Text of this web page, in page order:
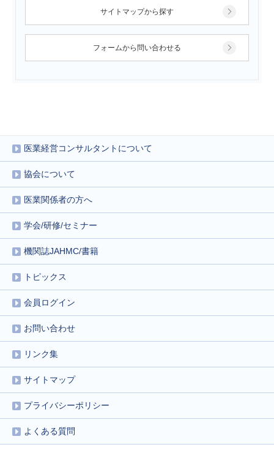
サイトマップから探す
フォームから問い合わせる
医業経営コンサルタントについて
協会について
医業関係者の方へ
学会/研修/セミナー
機関誌JAHMC/書籍
トピックス
会員ログイン
お問い合わせ
リンク集
サイトマップ
プライバシーポリシー
よくある質問